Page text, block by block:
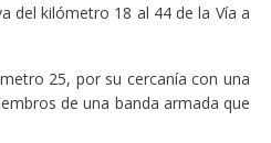
del kilómetro 18 al 44 de la Vía a
25, por su cercanía con una
de una banda armada que